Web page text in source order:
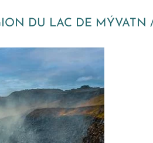
DU LAC DE MÝVATN